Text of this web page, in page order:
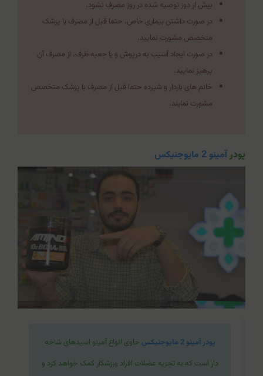
بیش از دوز توصیه شده در روز مصرف نشود.
در صورت داشتن بیماری خاص، حتما قبل از مصرف با پزشک
متخصص مشورت نمایید.
در صورت ایجاد آسیب به درپوش و یا جعبه ظرف، از مصرف آن
پرهیز نمایید.
خانم های باردار و شیرده حتما قبل از مصرف با پزشک متخصص
مشورت نمایند.
پودرآمینو 2 مایوجنیکس
پودر آمینو 2 مایوجنیکس
حاوی انواع آمینو اسیدهای شاخه
دار است که به تجزیه عضلات افراد ورزشکار کمک خواهد کرد و